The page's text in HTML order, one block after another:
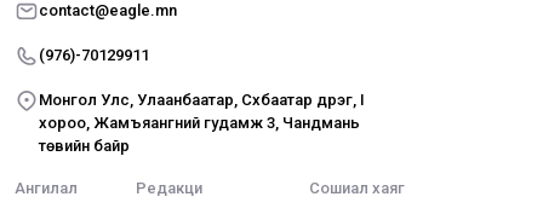
contact@eagle.mn
(976)-70129911
Монгол Улс, Улаанбаатар, Сүхбаатар дүүрэг, I
хороо, Жамъяангүний гудамж 3, Чандмань
төвийн байр
Ангилал
Редакци
Сошиал хаяг